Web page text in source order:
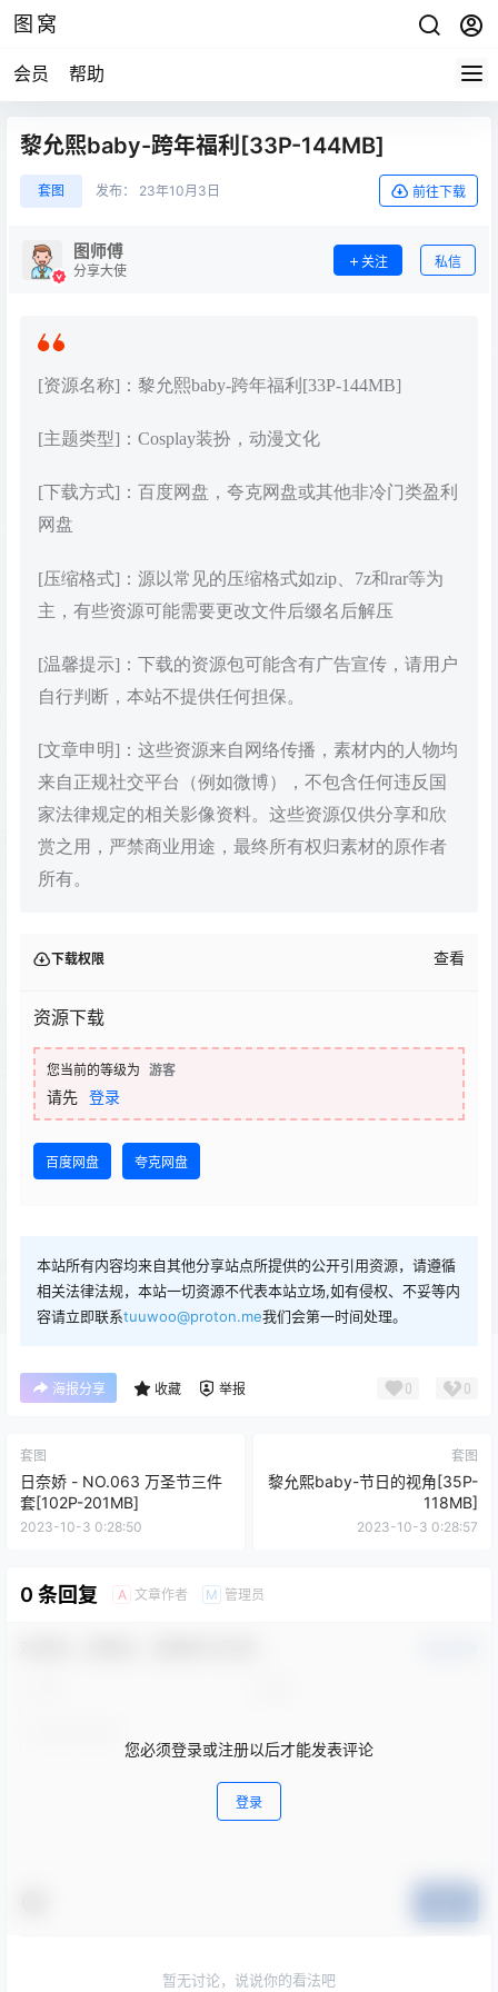
图窝
会员 帮助
黎允熙baby-跨年福利[33P-144MB]
套图 发布： 23年10月3日 前往下载
图师傅
分享大使
关注 私信
[资源名称]：黎允熙baby-跨年福利[33P-144MB]
[主题类型]：Cosplay装扮，动漫文化
[下载方式]：百度网盘，夸克网盘或其他非冷门类盈利
网盘
[压缩格式]：源以常见的压缩格式如zip、7z和rar等为
主，有些资源可能需要更改文件后缀名后解压
[温馨提示]：下载的资源包可能含有广告宣传，请用户
自行判断，本站不提供任何担保。
[文章申明]：这些资源来自网络传播，素材内的人物均
来自正规社交平台（例如微博），不包含任何违反国
家法律规定的相关影像资料。这些资源仅供分享和欣
赏之用，严禁商业用途，最终所有权归素材的原作者
所有。
下载权限 查看
资源下载
您当前的等级为 游客
请先 登录
百度网盘 夸克网盘
本站所有内容均来自其他分享站点所提供的公开引用资源，请遵循
相关法律法规，本站一切资源不代表本站立场,如有侵权、不妥等内
容请立即联系tuuwoo@proton.me我们会第一时间处理。
海报分享 收藏 举报 0 0
套图
日奈娇 - NO.063 万圣节三件
套[102P-201MB]
2023-10-3 0:28:50
套图
黎允熙baby-节日的视角[35P-
118MB]
2023-10-3 0:28:57
0 条回复 A 文章作者 M 管理员
您必须登录或注册以后才能发表评论
登录
暂无讨论，说说你的看法吧